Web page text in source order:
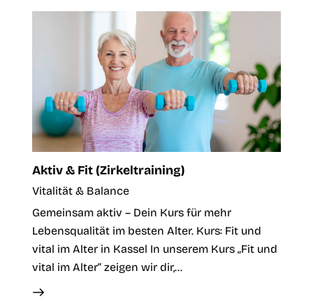
Aktiv & Fit (Zirkeltraining)
Vitalität & Balance
Gemeinsam aktiv – Dein Kurs für mehr
Lebensqualität im besten Alter. Kurs: Fit und
vital im Alter in Kassel In unserem Kurs „Fit und
vital im Alter“ zeigen wir dir,…